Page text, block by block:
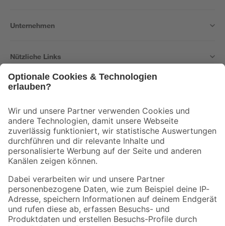
Unternehmen
Nützliche Links
Der toom Newsletter: Keine Angebote und Aktionen mehr verpassen!
Zur Newsletter Anmeldung
Folge uns
Zahlungsarten Versandarten